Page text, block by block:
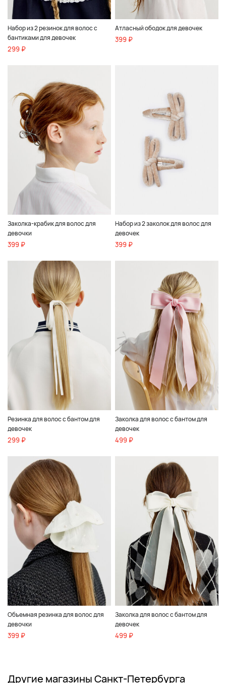
Набор из 2 резинок для волос с
бантиками для девочек
299 ₽
Атласный ободок для девочек
399 ₽
Заколка-крабик для волос для
девочки
399 ₽
Набор из 2 заколок для волос для
девочек
399 ₽
Резинка для волос с бантом для
девочек
299 ₽
Заколка для волос с бантом для
девочек
499 ₽
Объемная резинка для волос для
девочки
399 ₽
Заколка для волос с бантом для
девочек
499 ₽
Другие магазины Санкт-Петербурга